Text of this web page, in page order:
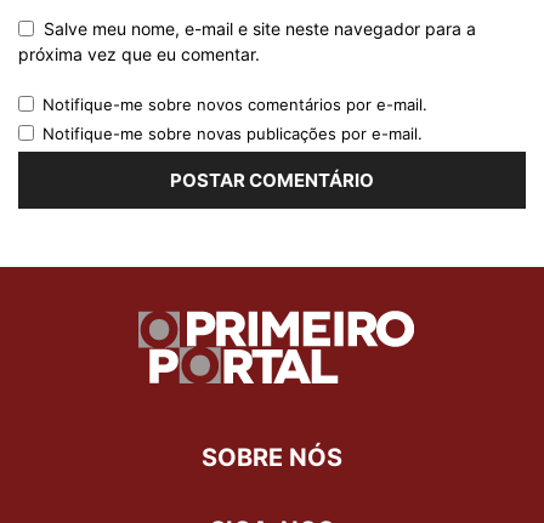
Salve meu nome, e-mail e site neste navegador para a
próxima vez que eu comentar.
Notifique-me sobre novos comentários por e-mail.
Notifique-me sobre novas publicações por e-mail.
SOBRE NÓS